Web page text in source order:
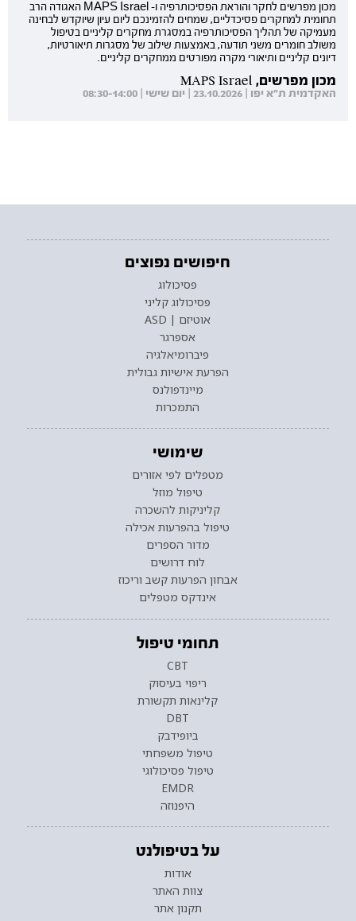
מכון מפרשים לחקר והוראת הפסיכותרפיה ו- MAPS Israel האגודה הרב
תחומית למחקרים פסיכדליים, שמחים להזמינכם ליום עיון שיוקדש לבחינה
מעמיקה של תהליך הפסיכותרפיה במסגרת מחקרים קליניים בטיפול
משולב חומרים משני תודעה, באמצעות שילוב של מסגרות תיאורטיות,
דיונים קליניים ותיאורי מקרה מפורטים ממחקרים קליניים.
מכון מפרשים, MAPS Israel
האקדמית ת"א יפו | 23.10.2026 | יום שישי | 08:30-14:00
חיפושים נפוצים
פסיכולוג
פסיכולוג קליני
אוטיזם | ASD
אספרגר
פיברומיאלגיה
הפרעת אישיות גבולית
מיינדפולנס
התמכרות
שימושי
מטפלים לפי אזורים
טיפול מוזל
קליניקות להשכרה
טיפול בהפרעות אכילה
מדור הספרים
לוח דרושים
אבחון הפרעות קשב וריכוז
אינדקס מטפלים
תחומי טיפול
CBT
ריפוי בעיסוק
קלינאות תקשורת
DBT
ביופידבק
טיפול משפחתי
טיפול פסיכולוגי
EMDR
היפנוזה
על בטיפולנט
אודות
צוות האתר
תקנון אתר